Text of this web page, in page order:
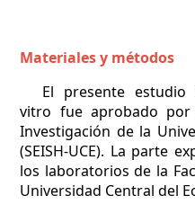
Materiales y métodos
El presente estudio
vitro fue aprobado
Investigación de la
(SEISH-UCE). La parte
los laboratorios de la
Universidad Central del